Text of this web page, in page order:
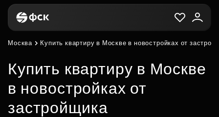
Москва Купить квартиру в Москве в новостройках от
Купить квартиру в Москве
в новостройках от
застройщика